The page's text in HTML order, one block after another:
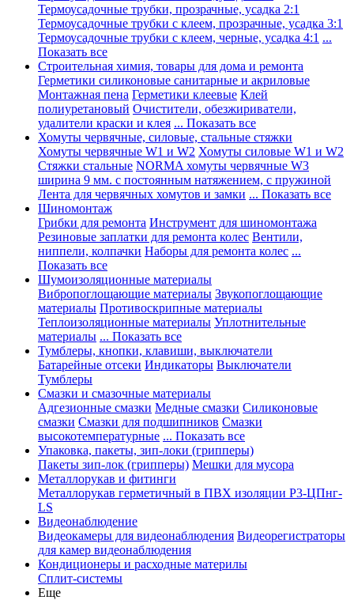
Термоусадочные трубки, прозрачные, усадка 2:1
Термоусадочные трубки с клеем, прозрачные, усадка 3:1
Термоусадочные трубки с клеем, черные, усадка 4:1 ...
Показать все
Строительная химия, товары для дома и ремонта
Герметики силиконовые санитарные и акриловые
Монтажная пена Герметики клеевые Клей
полиуретановый Очистители, обезжириватели,
удалители краски и клея ... Показать все
Хомуты червячные, силовые, стальные стяжки
Хомуты червячные W1 и W2 Хомуты силовые W1 и W2
Стяжки стальные NORMA хомуты червячные W3
ширина 9 мм. с постоянным натяжением, с пружиной
Лента для червячных хомутов и замки ... Показать все
Шиномонтаж
Грибки для ремонта Инструмент для шиномонтажа
Резиновые заплатки для ремонта колес Вентили,
ниппели, колпачки Наборы для ремонта колес ...
Показать все
Шумоизоляционные материалы
Вибропоглощающие материалы Звукопоглощающие
материалы Противоскрипные материалы
Теплоизоляционные материалы Уплотнительные
материалы ... Показать все
Тумблеры, кнопки, клавиши, выключатели
Батарейные отсеки Индикаторы Выключатели
Тумблеры
Смазки и смазочные материалы
Адгезионные смазки Медные смазки Силиконовые
смазки Смазки для подшипников Смазки
высокотемпературные ... Показать все
Упаковка, пакеты, зип-локи (грипперы)
Пакеты зип-лок (грипперы) Мешки для мусора
Металлорукав и фитинги
Металлорукав герметичный в ПВХ изоляции Р3-ЦПнг-
LS
Видеонаблюдение
Видеокамеры для видеонаблюдения Видеорегистраторы
для камер видеонаблюдения
Кондиционеры и расходные материлы
Сплит-системы
Еще